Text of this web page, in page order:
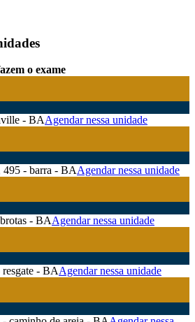
o exame
- BAAgendar nessa unidade
495 - barra - BAAgendar nessa unidade
- BAAgendar nessa unidade
resgate - BAAgendar nessa unidade